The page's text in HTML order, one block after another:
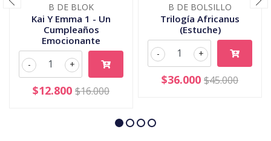
B DE BLOK
Kai Y Emma 1 - Un
Cumpleaños
Emocionante
+
-
$12.800 $16.000
B DE BOLSILLO
Trilogía Africanus
(Estuche)
+
-
$36.000 $45.000